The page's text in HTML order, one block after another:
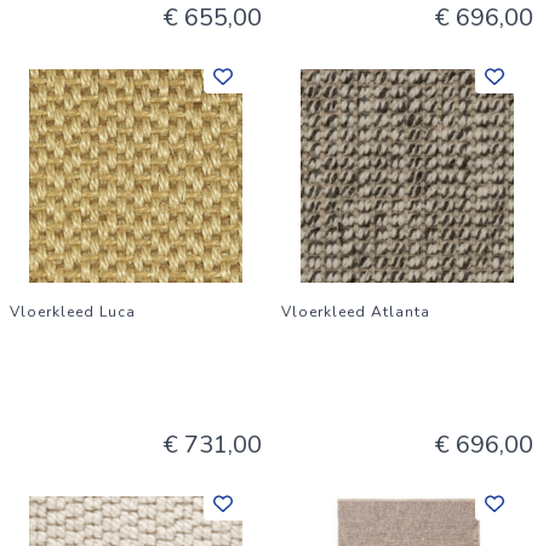
€ 655,00 € 696,00
Vloerkleed Luca
€ 731,00
Vloerkleed Atlanta
€ 696,00